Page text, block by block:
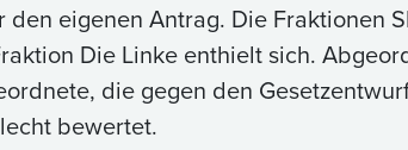
eigenen Antrag. Die Fraktionen
Die Linke enthielt sich.
die gegen den
bewertet.